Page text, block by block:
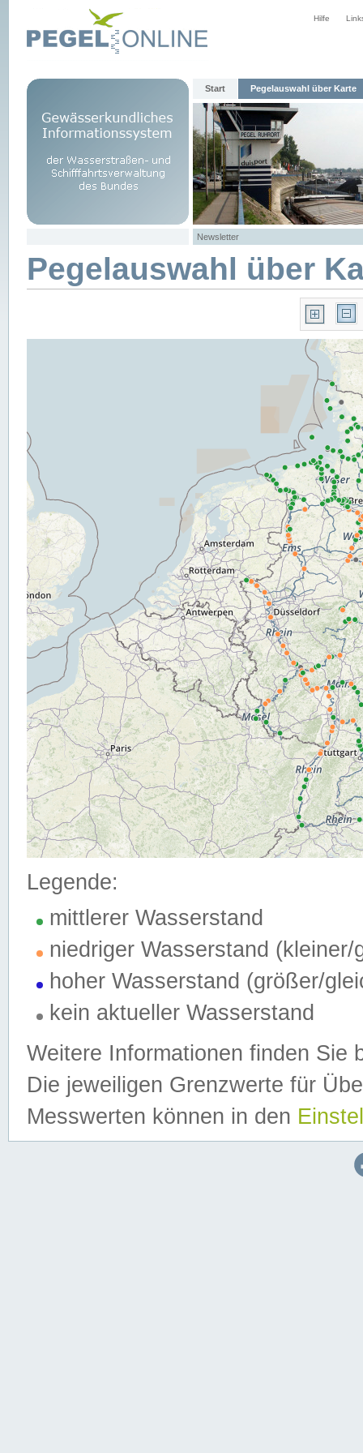
Hilfe
Start Pegelauswahl über Karte
Newsletter
Pegelauswahl über
Legende:
mittlerer Wasserstand
niedriger Wasserstand (kleiner/
hoher Wasserstand (größer/
kein aktueller Wasserstand
Weitere Informationen finden Sie
Die jeweiligen Grenzwerte für
Messwerten können in den